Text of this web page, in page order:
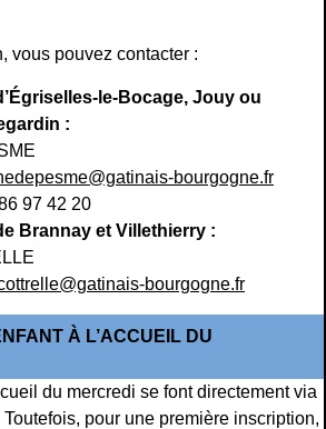
vous pouvez contacter :
le-Bocage, Jouy ou
:
bourgogne.fr
97 42 20
Brannay et Villethierry :
bourgogne.fr
À L’ACCUEIL DU
du mercredi se font directement via
Toutefois, pour une première inscription,